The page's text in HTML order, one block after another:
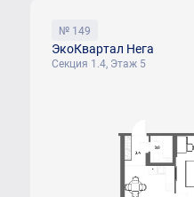
№ 149
ЭкоКвартал Нега
Секция 1.4, Этаж 5